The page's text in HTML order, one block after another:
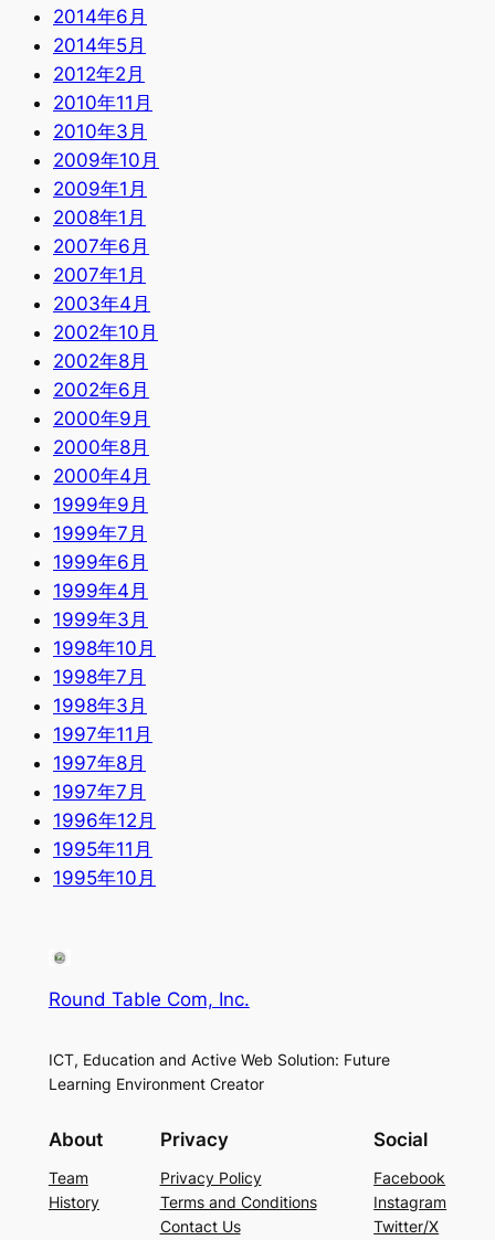
2014年6月
2014年5月
2012年2月
2010年11月
2010年3月
2009年10月
2009年1月
2008年1月
2007年6月
2007年1月
2003年4月
2002年10月
2002年8月
2002年6月
2000年9月
2000年8月
2000年4月
1999年9月
1999年7月
1999年6月
1999年4月
1999年3月
1998年10月
1998年7月
1998年3月
1997年11月
1997年8月
1997年7月
1996年12月
1995年11月
1995年10月
Round Table Com, Inc.
ICT, Education and Active Web Solution: Future
Learning Environment Creator
About
Team
History
Privacy
Privacy Policy
Terms and Conditions
Contact Us
Social
Facebook
Instagram
Twitter/X